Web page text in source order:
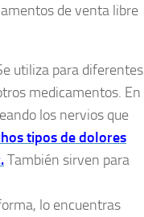
de venta libre
utiliza para diferentes
medicamentos. En
los nervios que
tipos de dolores
También sirven para
lo encuentras